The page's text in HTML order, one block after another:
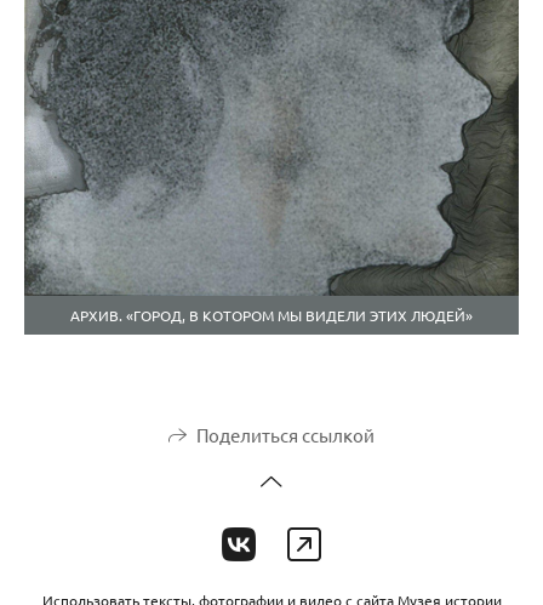
АРХИВ. «ГОРОД, В КОТОРОМ МЫ ВИДЕЛИ ЭТИХ ЛЮДЕЙ»
Поделиться ссылкой
Использовать тексты, фотографии и видео с сайта Музея истории